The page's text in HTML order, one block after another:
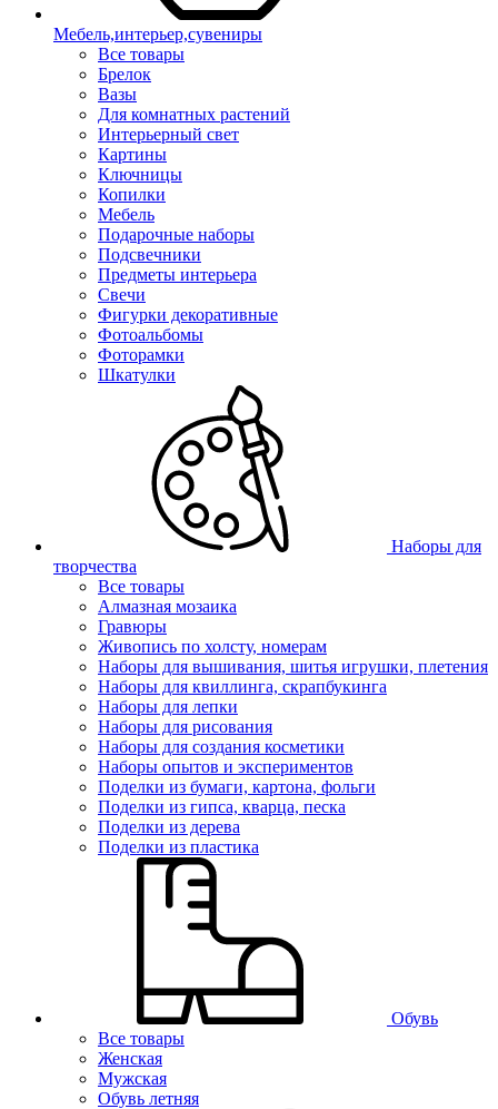
Мебель,интерьер,сувениры
Все товары
Брелок
Вазы
Для комнатных растений
Интерьерный свет
Картины
Ключницы
Копилки
Мебель
Подарочные наборы
Подсвечники
Предметы интерьера
Свечи
Фигурки декоративные
Фотоальбомы
Фоторамки
Шкатулки
Наборы для
творчества
Все товары
Алмазная мозаика
Гравюры
Живопись по холсту, номерам
Наборы для вышивания, шитья игрушки, плетения
Наборы для квиллинга, скрапбукинга
Наборы для лепки
Наборы для рисования
Наборы для создания косметики
Наборы опытов и экспериментов
Поделки из бумаги, картона, фольги
Поделки из гипса, кварца, песка
Поделки из дерева
Поделки из пластика
Обувь
Все товары
Женская
Мужская
Обувь летняя